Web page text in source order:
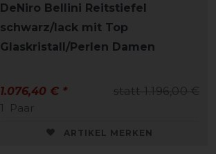
DeNiro Bellini Reitstiefel
schwarz/lack mit Top
Glaskristall/Perlen Damen
statt 1.196,00 €
1.076,40 € *
1
Paar
ARTIKEL MERKEN